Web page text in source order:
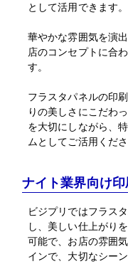
として活用できます。
華やかな雰囲気を演
店のコンセプトに合
す。
フラスタパネルの印
りの美しさにこだわ
を大切にしながら、
ムとしてご活用くださ
ナイト業界向け
ビジプリではフラス
し、美しい仕上がり
可能で、お店の雰囲
インで、大切なシー